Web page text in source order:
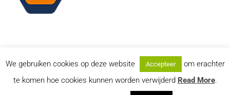
© Copyright2026 | Roumen, Pol & Sanders | Website:
We gebruiken cookies op deze website Accepteer
om erachter
te komen hoe cookies kunnen worden verwijderd Read More.